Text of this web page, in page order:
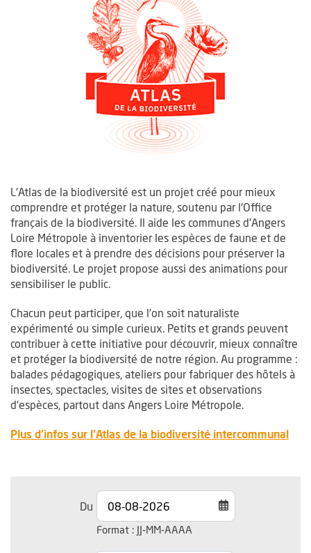
L'Atlas de la biodiversité est un projet créé pour mieux
comprendre et protéger la nature, soutenu par l'Office
français de la biodiversité. Il aide les communes d'Angers
Loire Métropole à inventorier les espèces de faune et de
flore locales et à prendre des décisions pour préserver la
biodiversité. Le projet propose aussi des animations pour
sensibiliser le public.
Chacun peut participer, que l’on soit naturaliste
expérimenté ou simple curieux. Petits et grands peuvent
contribuer à cette initiative pour découvrir, mieux connaître
et protéger la biodiversité de notre région. Au programme :
balades pédagogiques, ateliers pour fabriquer des hôtels à
insectes, spectacles, visites de sites et observations
d’espèces, partout dans Angers Loire Métropole.
Plus d'infos sur l'Atlas de la biodiversité intercommunal
Filter les événements
Filtrer les événements par date
DuDate de début
Format : JJ-MM-AAAASaisie de date au format